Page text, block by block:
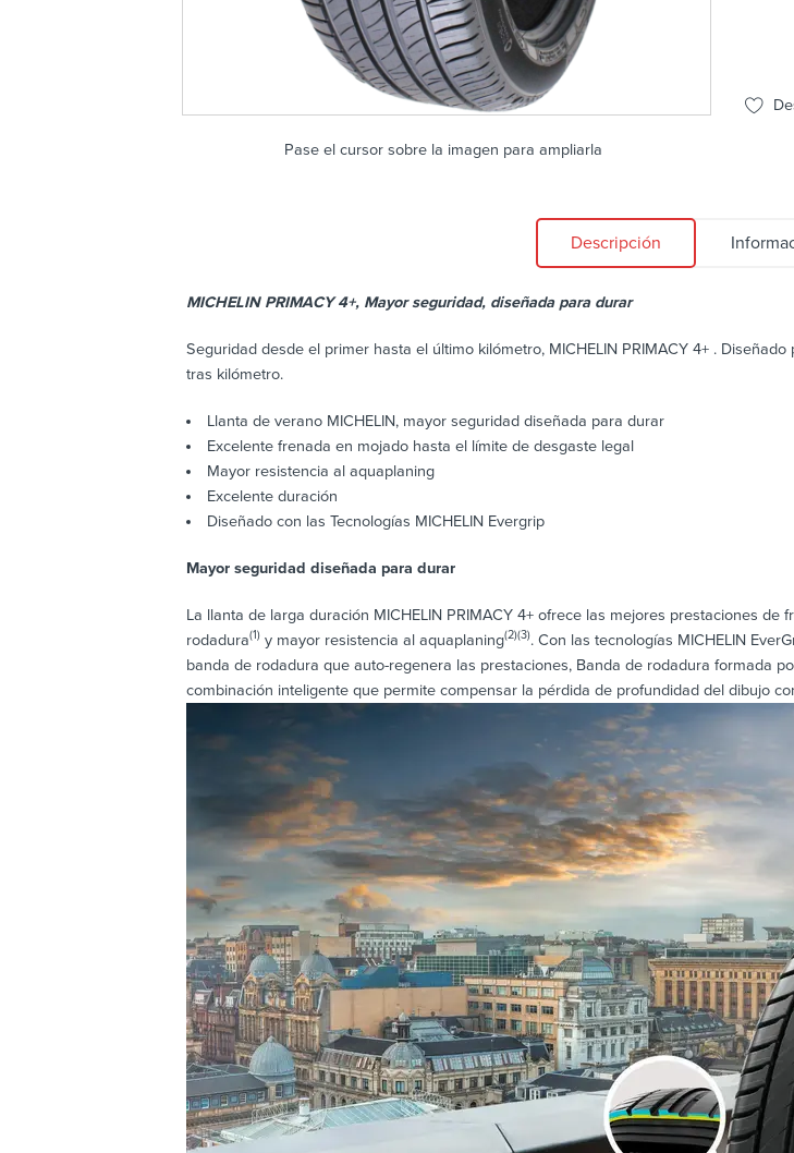
Pase el cursor sobre la imagen para ampliarla
Descripción
MICHELIN PRIMACY 4+, Mayor seguridad, diseñada para durar
Seguridad desde el primer hasta el último kilómetro, MICHELIN PRIMACY 4+ .
tras kilómetro.
Llanta de verano MICHELIN, mayor seguridad diseñada para durar
Excelente frenada en mojado hasta el límite de desgaste legal
Mayor resistencia al aquaplaning
Excelente duración
Diseñado con las Tecnologías MICHELIN Evergrip
Mayor seguridad diseñada para durar
La llanta de larga duración MICHELIN PRIMACY 4+ ofrece las mejores prestaciones
rodadura(1)y mayor resistencia al aquaplaning(2)(3). Con las tecnologías MICHELIN
banda de rodadura que auto-regenera las prestaciones, Banda de rodadura formada
combinación inteligente que permite compensar la pérdida de profundidad del dibujo